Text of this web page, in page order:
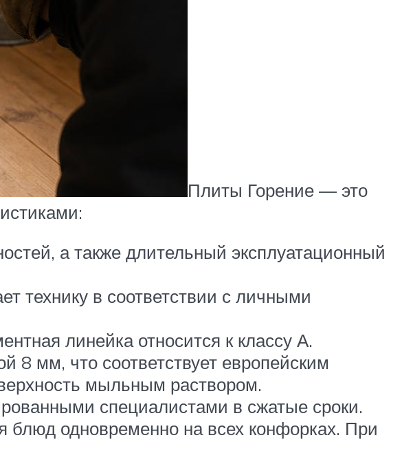
Плиты Горение — это
а также длительный эксплуатационный
технику в соответствии с личными
линейка относится к классу А.
8 мм, что соответствует европейским
мыльным раствором.
специалистами в сжатые сроки.
блюд одновременно на всех конфорках. При